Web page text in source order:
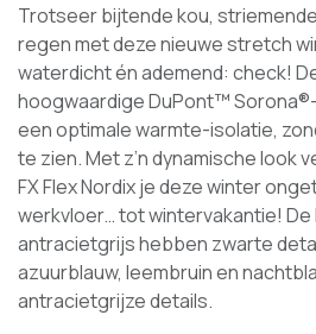
Trotseer bijtende kou,
regen met deze nieuwe stretch
waterdicht én ademend: check!
hoogwaardige DuPont™
een optimale warmte-isolatie,
te zien. Met z’n dynamische look
FX Flex Nordix je deze winter
werkvloer… tot wintervakantie! De
antracietgrijs hebben zwarte
azuurblauw, leembruin en
antracietgrijze details.